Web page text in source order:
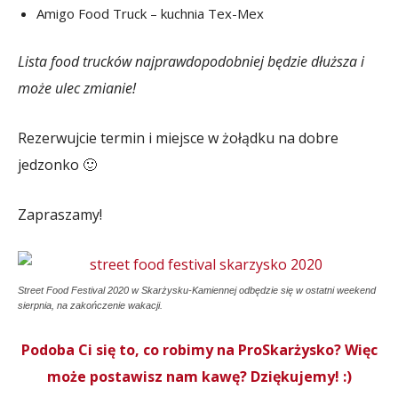
Amigo Food Truck – kuchnia Tex-Mex
Lista food trucków najprawdopodobniej będzie dłuższa i
może ulec zmianie!
Rezerwujcie termin i miejsce w żołądku na dobre
jedzonko 🙂
Zapraszamy!
Street Food Festival 2020 w Skarżysku-Kamiennej odbędzie się w ostatni weekend
sierpnia, na zakończenie wakacji.
Podoba Ci się to, co robimy na ProSkarżysko? Więc
może postawisz nam kawę? Dziękujemy! :)